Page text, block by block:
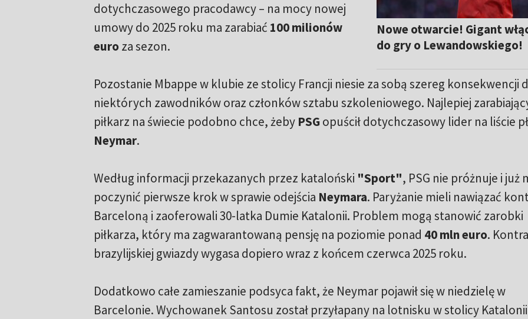
Nowe otwarcie! Gigant
do gry o Lewandowskiego!
dotychczasowego pracodawcy – na mocy nowej
umowy do 2025 roku ma zarabiać 100 milionów
euro za sezon.
Pozostanie Mbappe w klubie ze stolicy Francji niesie za sobą szereg konsekwencji
niektórych zawodników oraz członków sztabu szkoleniowego. Najlepiej
piłkarz na świecie podobno chce, żeby PSGopuścił dotychczasowy lider na liście
Neymar.
Według informacji przekazanych przez kataloński "Sport", PSG nie próżnuje i już
poczynić pierwsze krok w sprawie odejścia Neymara. Paryżanie mieli nawiązać
Barceloną i zaoferowali 30-latka Dumie Katalonii. Problem mogą stanowić zarobki
piłkarza, który ma zagwarantowaną pensję na poziomie ponad 40 mln euro.
brazylijskiej gwiazdy wygasa dopiero wraz z końcem czerwca 2025 roku.
Dodatkowo całe zamieszanie podsyca fakt, że Neymar pojawił się w niedzielę w
Barcelonie. Wychowanek Santosu został przyłapany na lotnisku w stolicy